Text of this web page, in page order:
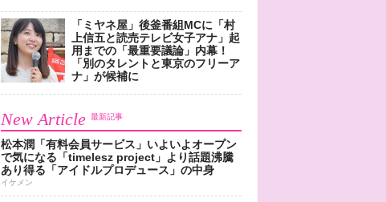
「ミヤネ屋」後釜番組MCに「村
上信五と読売テレビ女子アナ」起
用までの「最重要議論」内幕！
「別のタレントと東京のフリーア
ナ」が候補に
New Article 最新記事
松本潤「有料会員サービス」いよいよオープン
で気になる「timelesz project」より話題沸騰
あり得る「アイドルプロデュース」の中身
イケメン